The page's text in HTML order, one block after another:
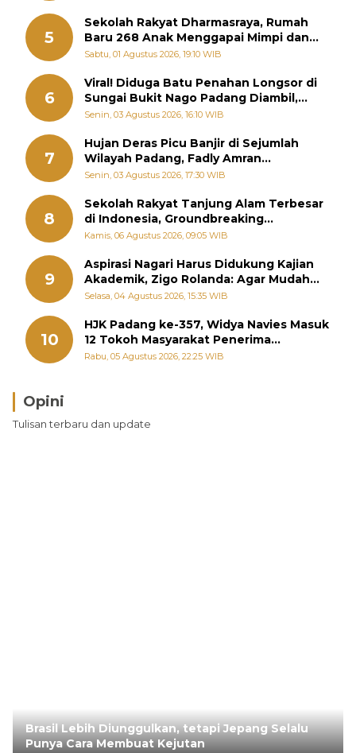
5
Sekolah Rakyat Dharmasraya, Rumah
Baru 268 Anak Menggapai Mimpi dan
Memutus Rantai Kemiskinan
Sabtu, 01 Agustus 2026, 19:10 WIB
6
Viral! Diduga Batu Penahan Longsor di
Sungai Bukit Nago Padang Diambil,
Warga Khawatir Bencana Terulang
Senin, 03 Agustus 2026, 16:10 WIB
7
Hujan Deras Picu Banjir di Sejumlah
Wilayah Padang, Fadly Amran
Perintahkan OPD Siaga
Senin, 03 Agustus 2026, 17:30 WIB
8
Sekolah Rakyat Tanjung Alam Terbesar
di Indonesia, Groundbreaking
September
Kamis, 06 Agustus 2026, 09:05 WIB
9
Aspirasi Nagari Harus Didukung Kajian
Akademik, Zigo Rolanda: Agar Mudah
Diperjuangkan di Kementerian
Selasa, 04 Agustus 2026, 15:35 WIB
10
HJK Padang ke-357, Widya Navies Masuk
12 Tokoh Masyarakat Penerima
Penghargaan Pemko Padang
Rabu, 05 Agustus 2026, 22:25 WIB
Opini
Tulisan terbaru dan update
Brasil Lebih Diunggulkan, tetapi Jepang Selalu
Punya Cara Membuat Kejutan